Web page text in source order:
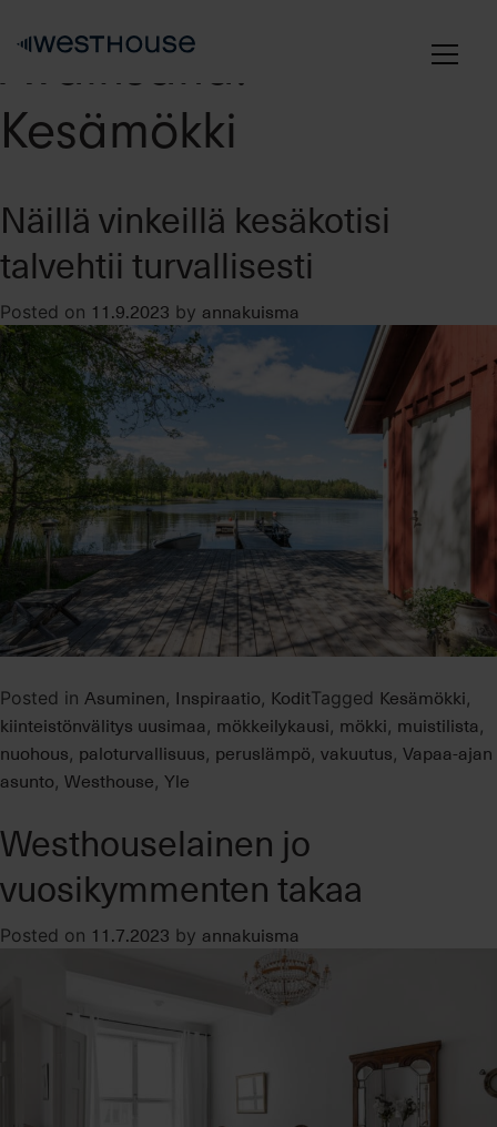
Avainsana:
Kesämökki
Näillä vinkeillä kesäkotisi
talvehtii turvallisesti
Posted on 11.9.2023 by annakuisma
Posted in Asuminen, Inspiraatio, KoditTagged Kesämökki,
kiinteistönvälitys uusimaa, mökkeilykausi, mökki, muistilista,
nuohous, paloturvallisuus, peruslämpö, vakuutus, Vapaa-ajan
asunto, Westhouse, Yle
Westhouselainen jo
vuosikymmenten takaa
Posted on 11.7.2023 by annakuisma